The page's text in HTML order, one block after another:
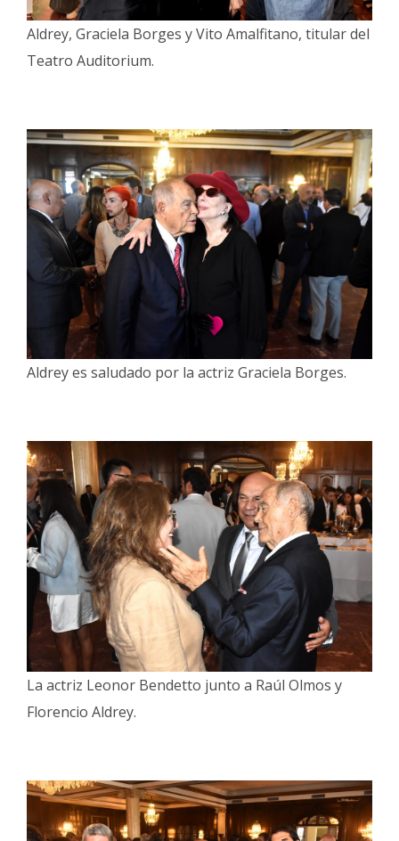
Aldrey, Graciela Borges y Vito Amalfitano, titular del
Teatro Auditorium.
Aldrey es saludado por la actriz Graciela Borges.
La actriz Leonor Bendetto junto a Raúl Olmos y
Florencio Aldrey.